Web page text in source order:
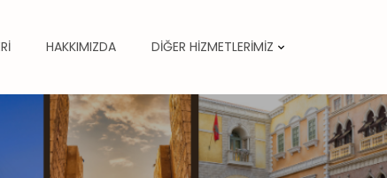
HAKKIMIZDA DİĞER HİZMETLERİMİZ